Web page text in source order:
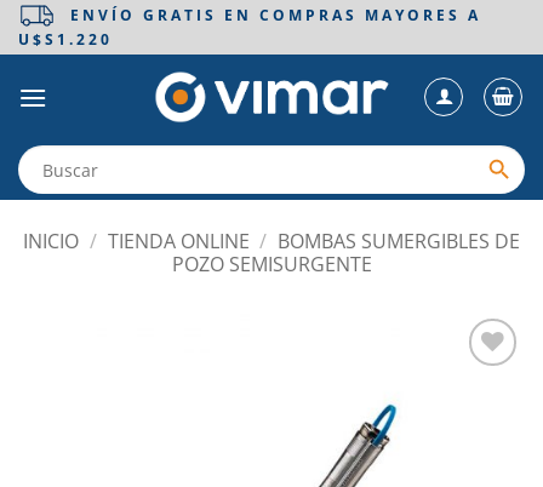
Saltar
ENVÍO GRATIS EN COMPRAS MAYORES A
U$S1.220
INICIO / TIENDA ONLINE / BOMBAS SUMERGIBLES DE
POZO SEMISURGENTE